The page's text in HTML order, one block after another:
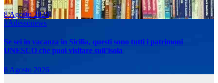
8 Agosto 2026
#Adessonews
Se sei in vacanza in Sicilia, questi sono tutti i patrimoni
UNESCO che puoi visitare sull’isola
8 Agosto 2026